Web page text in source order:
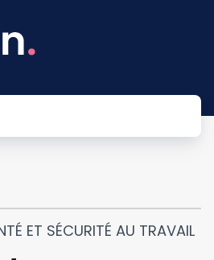
ET SÉCURITÉ AU TRAVAIL